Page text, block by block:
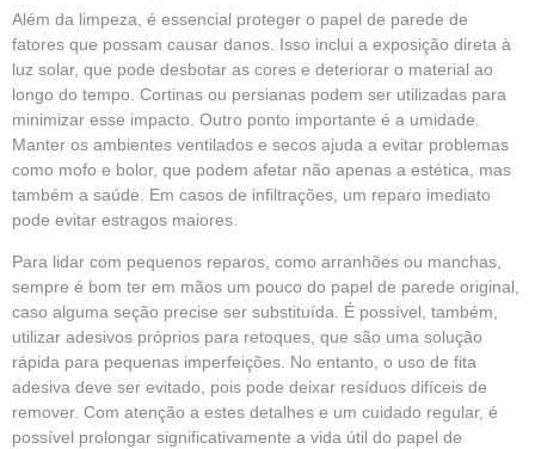
Além da limpeza, é essencial proteger o papel de parede de
fatores que possam causar danos. Isso inclui a exposição direta à
luz solar, que pode desbotar as cores e deteriorar o material ao
longo do tempo. Cortinas ou persianas podem ser utilizadas para
minimizar esse impacto. Outro ponto importante é a umidade.
Manter os ambientes ventilados e secos ajuda a evitar problemas
como mofo e bolor, que podem afetar não apenas a estética, mas
também a saúde. Em casos de infiltrações, um reparo imediato
pode evitar estragos maiores.
Para lidar com pequenos reparos, como arranhões ou manchas,
sempre é bom ter em mãos um pouco do papel de parede original,
caso alguma seção precise ser substituída. É possível, também,
utilizar adesivos próprios para retoques, que são uma solução
rápida para pequenas imperfeições. No entanto, o uso de fita
adesiva deve ser evitado, pois pode deixar resíduos difíceis de
remover. Com atenção a estes detalhes e um cuidado regular, é
possível prolongar significativamente a vida útil do papel de